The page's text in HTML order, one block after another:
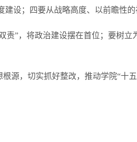
设；四要从战略高度、以前瞻性
责”，将政治建设摆在首位；要树
源，切实抓好整改，推动学院“十